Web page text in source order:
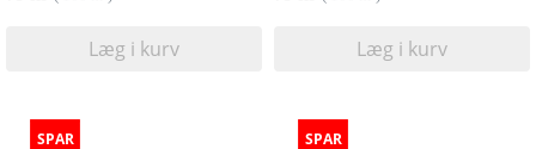
Læg i kurv Læg i kurv
SPAR
SPAR